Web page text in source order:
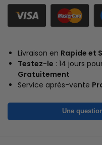
Livraison en Rapide et
Testez-le : 14 jours
Gratuitement
Service après-vente
Une